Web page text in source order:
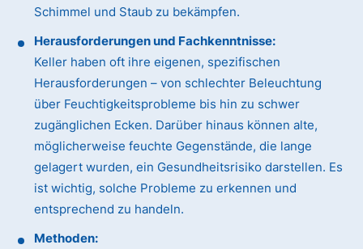
Schimmel und Staub zu bekämpfen.
Herausforderungen und Fachkenntnisse:
Keller haben oft ihre eigenen, spezifischen
Herausforderungen – von schlechter Beleuchtung
über Feuchtigkeitsprobleme bis hin zu schwer
zugänglichen Ecken. Darüber hinaus können alte,
möglicherweise feuchte Gegenstände, die lange
gelagert wurden, ein Gesundheitsrisiko darstellen. Es
ist wichtig, solche Probleme zu erkennen und
entsprechend zu handeln.
Methoden: